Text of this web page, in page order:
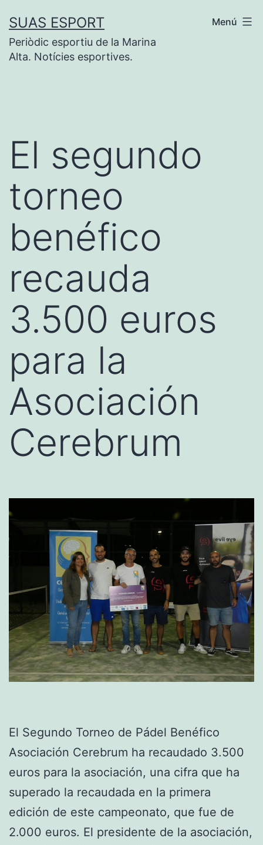
contenido
SUAS ESPORT
Periòdic esportiu de la Marina
Alta. Notícies esportives.
Menú
El segundo
torneo
benéfico
recauda
3.500 euros
para la
Asociación
Cerebrum
El Segundo Torneo de Pádel Benéfico
Asociación Cerebrum ha recaudado 3.500
euros para la asociación, una cifra que ha
superado la recaudada en la primera
edición de este campeonato, que fue de
2.000 euros. El presidente de la asociación,